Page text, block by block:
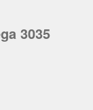
3035